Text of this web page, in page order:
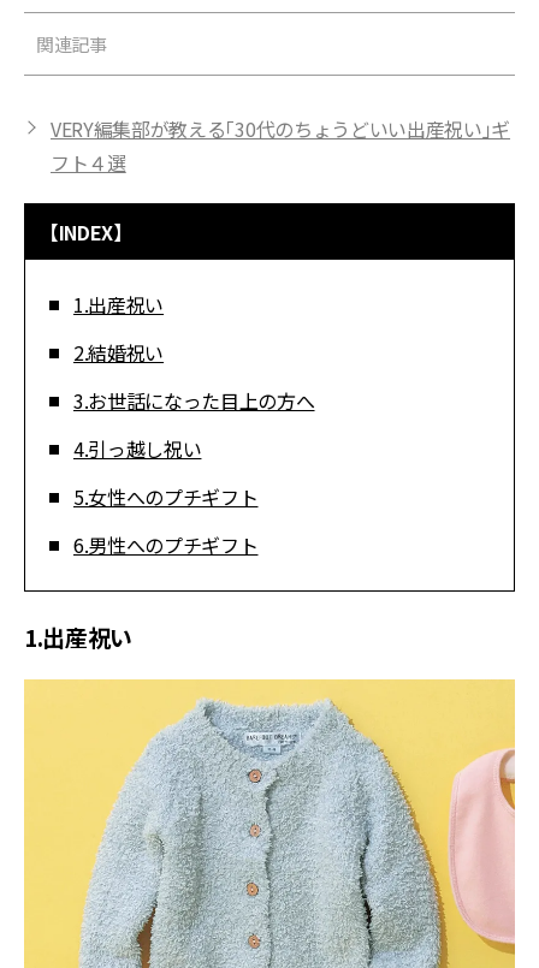
関連記事
VERY編集部が教える「30代のちょうどいい出産祝い」ギ
フト４選
【INDEX】
1.出産祝い
2.結婚祝い
3.お世話になった目上の方へ
4.引っ越し祝い
5.女性へのプチギフト
6.男性へのプチギフト
1.出産祝い